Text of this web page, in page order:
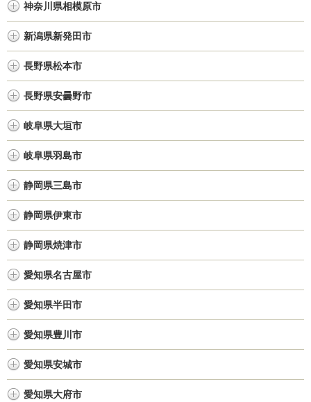
神奈川県相模原市
新潟県新発田市
長野県松本市
長野県安曇野市
岐阜県大垣市
岐阜県羽島市
静岡県三島市
静岡県伊東市
静岡県焼津市
愛知県名古屋市
愛知県半田市
愛知県豊川市
愛知県安城市
愛知県大府市